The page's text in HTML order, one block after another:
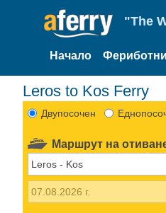
"The
Начало
Leros to Kos Ferry
Двупосочен
Маршрут на